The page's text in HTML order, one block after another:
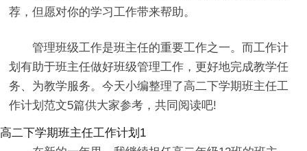
荐，但愿对你的学习工作带来帮助。
管理班级工作是班主任的重要工作之一。而工作计
划有助于班主任做好班级管理工作，更好地完成教学任
务、为教学服务。今天小编整理了高二下学期班主任工
作计划范文5篇供大家参考，共同阅读吧!
高二下学期班主任工作计划1